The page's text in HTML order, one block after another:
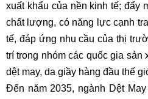
xuất khẩu của nền kinh tế; đẩy
chất lượng, có năng lực cạnh
tế, đáp ứng nhu cầu của thị
trí trong nhóm các quốc gia sản
dệt may, da giầy hàng đầu thế
Đến năm 2035, ngành Dệt